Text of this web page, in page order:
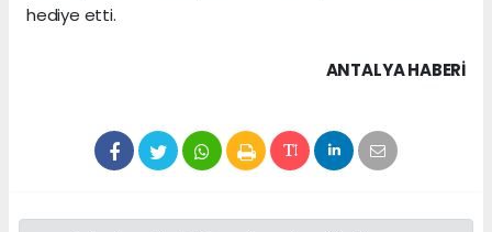
hediye etti.
ANTALYA HABERİ